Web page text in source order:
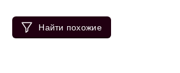
Найти похожие